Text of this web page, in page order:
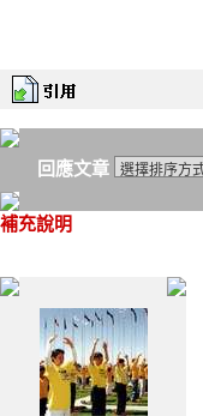
回應文章
補充說明